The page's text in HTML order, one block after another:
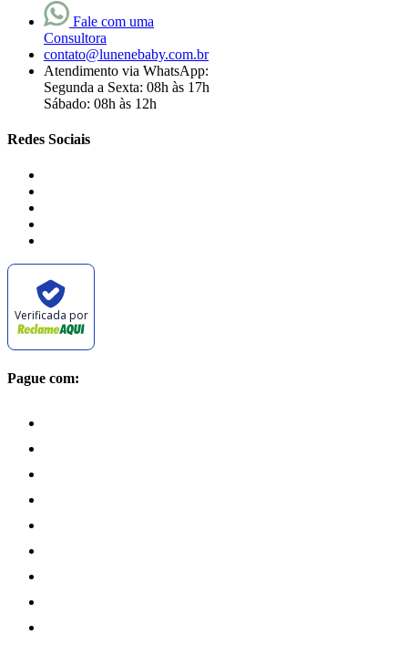
Fale com uma
Consultora
contato@lunenebaby.com.br
Atendimento via WhatsApp:
Segunda a Sexta: 08h às 17h
Sábado: 08h às 12h
Redes Sociais
Verificada por
Pague com: